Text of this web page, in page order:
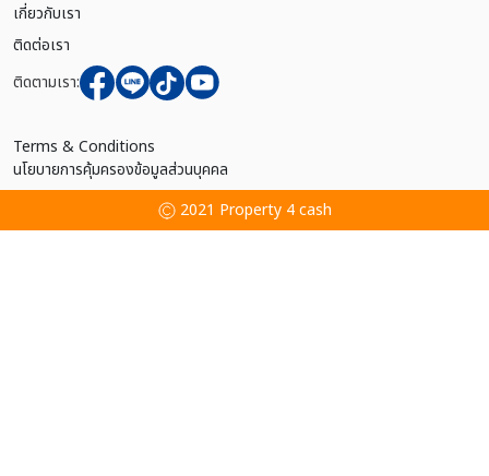
เกี่ยวกับเรา
ติดต่อเรา
ติดตามเรา:
Terms & Conditions
นโยบายการคุ้มครองข้อมูลส่วนบุคคล
2021 Property 4 cash